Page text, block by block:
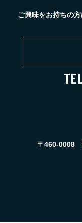
ご興味をお持ちの
〒460-0008